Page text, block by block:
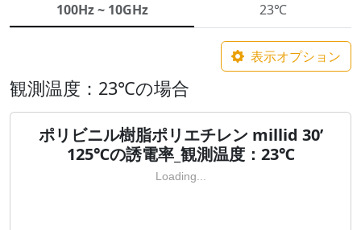
100Hz ~ 10GHz 23℃
表示オプション
観測温度：23℃の場合
ポリビニル樹脂ポリエチレン millid 30’
125℃の誘電率_観測温度：23℃
Loading...